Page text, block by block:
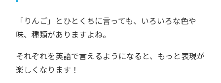
「りんご」とひとくちに言っても、いろいろな色や
味、種類がありますよね。
それぞれを英語で言えるようになると、もっと表現が
楽しくなります！